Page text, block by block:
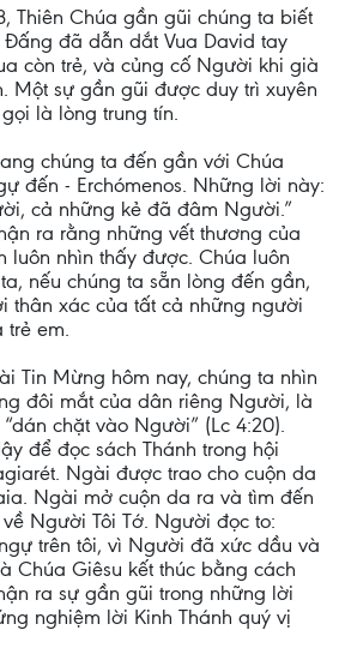
Thiên Chúa gần gũi chúng ta biết
đã dẫn dắt Vua David tay
còn trẻ, và củng cố Người khi già
Một sự gần gũi được duy trì xuyên
là lòng trung tín.
chúng ta đến gần với Chúa
đến - Erchómenos. Những lời này:
cả những kẻ đã đâm Người.”
ra rằng những vết thương của
luôn nhìn thấy được. Chúa luôn
nếu chúng ta sẵn lòng đến gần,
thân xác của tất cả những người
trẻ em.
Tin Mừng hôm nay, chúng ta nhìn
đôi mắt của dân riêng Người, là
chặt vào Người” (Lc 4:20).
để đọc sách Thánh trong hội
Ngài được trao cho cuộn da
Ngài mở cuộn da ra và tìm đến
Người Tôi Tớ. Người đọc to:
trên tôi, vì Người đã xức dầu và
Chúa Giêsu kết thúc bằng cách
ra sự gần gũi trong những lời
nghiệm lời Kinh Thánh quý vị